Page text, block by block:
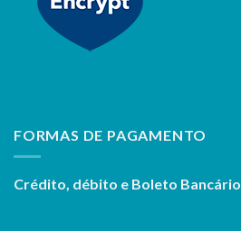
FORMAS DE PAGAMENTO
Crédito, débito e Boleto Bancário